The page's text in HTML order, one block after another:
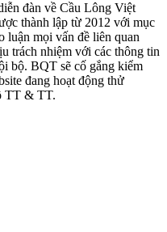
đàn về Cầu Lông Việt
thành lập từ 2012 với mục
luận mọi vấn đề liên quan
trách nhiệm với các thông tin
bộ. BQT sẽ cố gắng kiểm
đang hoạt động thử
TT & TT.